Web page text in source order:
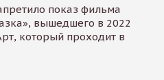
показ фильма
вышедшего в 2022
который проходит в